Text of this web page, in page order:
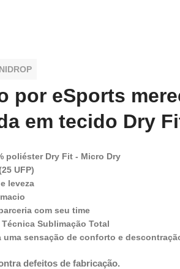
por eSports
em tecido Dry
poliéster Dry Fit - Micro Dry
UFP)
leveza
com seu time
Sublimação Total
uma sensação de conforto e
defeitos de fabricação.